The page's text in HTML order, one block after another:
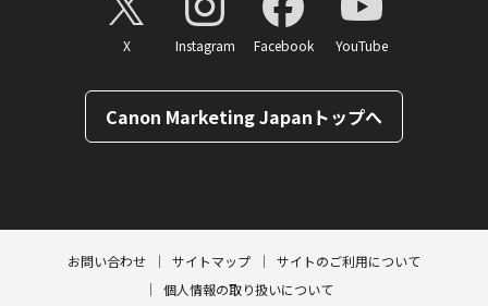
X Instagram Facebook YouTube
Canon Marketing Japanトップへ
お問い合わせ サイトマップ
サイトのご利用について
個人情報の取り扱いについて